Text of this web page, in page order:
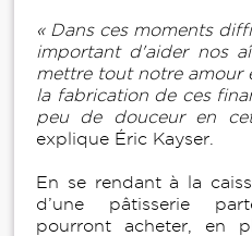
« Dans ces moments
important d'aider nos
mettre tout notre
la fabrication de ces
peu de douceur en
explique Éric Kayser.
En se rendant à la
d’une pâtisserie
pourront acheter, en